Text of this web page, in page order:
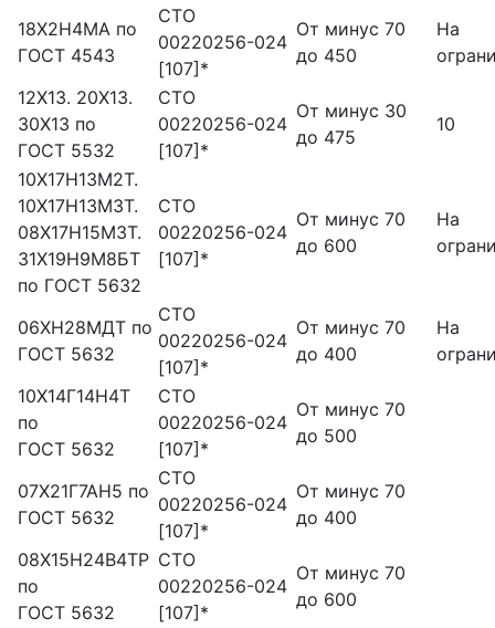
18Х2Н4МА по
ГОСТ 4543
СТО
00220256-024
[107]*
От минус 70
до 450
На
12X13. 20X13.
30X13 по
ГОСТ 5532
СТО
00220256-024
[107]*
От минус 30
до 475
10
10Х17Н13М2Т.
10X17H13M3T.
08Х17Н15МЗТ.
31Х19Н9М8БТ
по ГОСТ 5632
СТО
00220256-024
[107]*
От минус 70
до 600
На
06ХН28МДТ по
ГОСТ 5632
СТО
00220256-024
[107]*
От минус 70
до 400
На
10Х14Г14Н4Т
по
ГОСТ 5632
СТО
00220256-024
[107]*
От минус 70
до 500
07X21Г7АН5 по
ГОСТ 5632
СТО
00220256-024
[107]*
От минус 70
до 400
08Х15Н24В4ТР
по
ГОСТ 5632
СТО
00220256-024
[107]*
От минус 70
до 600